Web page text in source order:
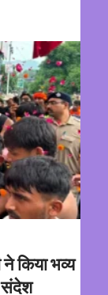
ने किया भव्य
संदेश